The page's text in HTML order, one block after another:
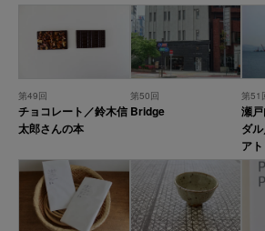
第49回
チョコレート／鈴木信
太郎さんの本
第50回
Bridge
第51
瀬
ダ
ア